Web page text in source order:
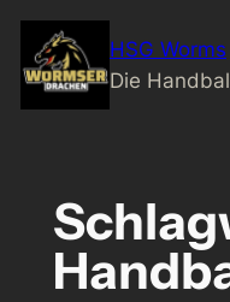
Zum
Inhalt
springen
HSG Worms
Die